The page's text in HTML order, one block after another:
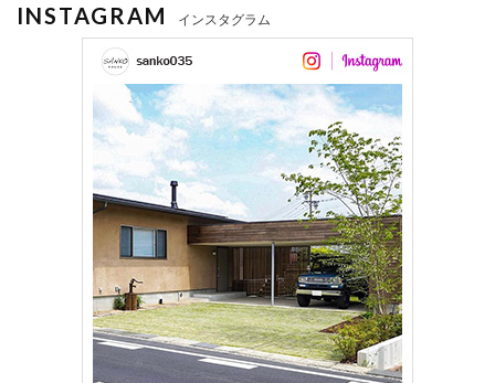
INSTAGRAM インスタグラム